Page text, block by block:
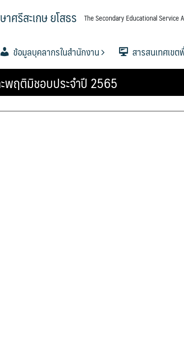
ศรีสะเกษ ยโสธร The Secondary Educational Service
ขั้น
ขั้น
ขั้น
าร
ที่
ขต
กษ
ข้อมูลบุคลากรในสำนักงาน
ข้อมูลผู้บริหาร
กลุ่มอำนวยการ
กลุ่มบริหารงานการเงินและ
นทรัพย์
กลุ่มบริหารงานบุคคล
กลุ่มนิเทศ ติดตาม และประเมินผล
ารจัดการศึกษา
กลุ่มส่งเสริมการจัดการศึกษา
กลุ่มนโยบายและแผน
กลุ่มส่งเสริมการศึกษาทางไกลฯ
กลุ่มพัฒนาครูและบุคลากร
างการศึกษา
กลุ่มกฏหมายและคดี
หน่วยตรวจสอบภายใน
สารสนเทศเข
ปีงบ 2567
พฤติมิชอบประจำปี 2565